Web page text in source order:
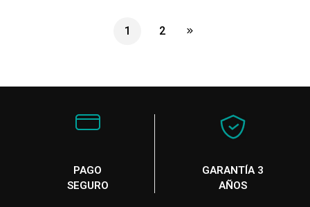
1 2
PAGO
SEGURO
GARANTÍA 3
AÑOS